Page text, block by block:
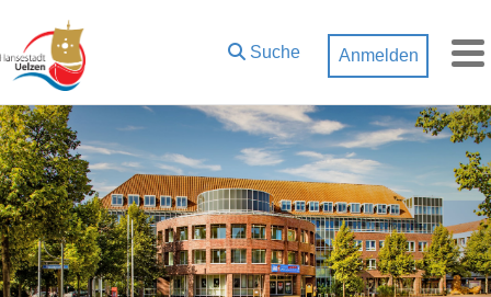
Zum Hauptinhalt springen
Suche Anmelden